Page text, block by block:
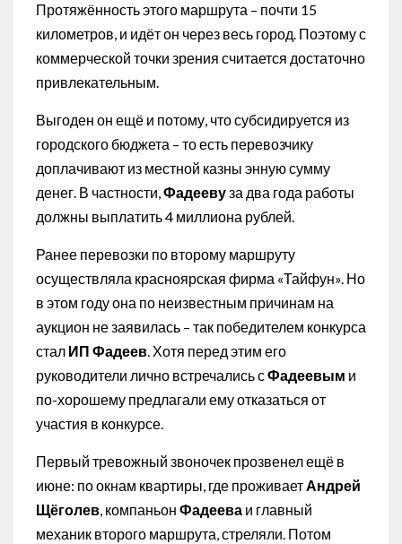
Протяжённость этого маршрута – почти 15
километров, и идёт он через весь город. Поэтому с
коммерческой точки зрения считается достаточно
привлекательным.
Выгоден он ещё и потому, что субсидируется из
городского бюджета – то есть перевозчику
доплачивают из местной казны энную сумму
денег. В частности,Фадеевуза два года работы
должны выплатить 4 миллиона рублей.
Ранее перевозки по второму маршруту
осуществляла красноярская фирма «Тайфун». Но
в этом году она по неизвестным причинам на
аукцион не заявилась – так победителем конкурса
стал ИП Фадеев. Хотя перед этим его
руководители лично встречались сФадеевым и
по-хорошему предлагали ему отказаться от
участия в конкурсе.
Первый тревожный звоночек прозвенел ещё в
июне: по окнам квартиры, где проживаетАндрей
Щёголев, компаньон Фадеева и главный
механик второго маршрута, стреляли. Потом